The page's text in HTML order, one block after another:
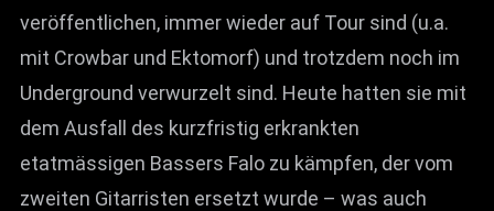
veröffentlichen, immer wieder auf Tour sind (u.a.
mit Crowbar und Ektomorf) und trotzdem noch im
Underground verwurzelt sind. Heute hatten sie mit
dem Ausfall des kurzfristig erkrankten
etatmässigen Bassers Falo zu kämpfen, der vom
zweiten Gitarristen ersetzt wurde – was auch